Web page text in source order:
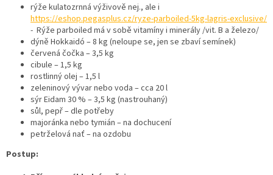
rýže kulatozrnná výživově nej., ale i
https://eshop.pegasplus.cz/ryze-parboiled-5kg-lagris-exclusive/
- Rýže parboiled má v sobě vitamíny i minerály /vit. B a železo/
dýně Hokkaidó – 8 kg (neloupe se, jen se zbaví semínek)
červená čočka – 3,5 kg
cibule – 1,5 kg
rostlinný olej – 1,5 l
zeleninový vývar nebo voda – cca 20 l
sýr Eidam 30 % – 3,5 kg (nastrouhaný)
sůl, pepř – dle potřeby
majoránka nebo tymián – na dochucení
petrželová nať – na ozdobu
Postup: